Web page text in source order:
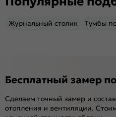
Журнальный столик Тумбы
Бесплатный замер
Сделаем точный замер и
отопления и вентиляции.